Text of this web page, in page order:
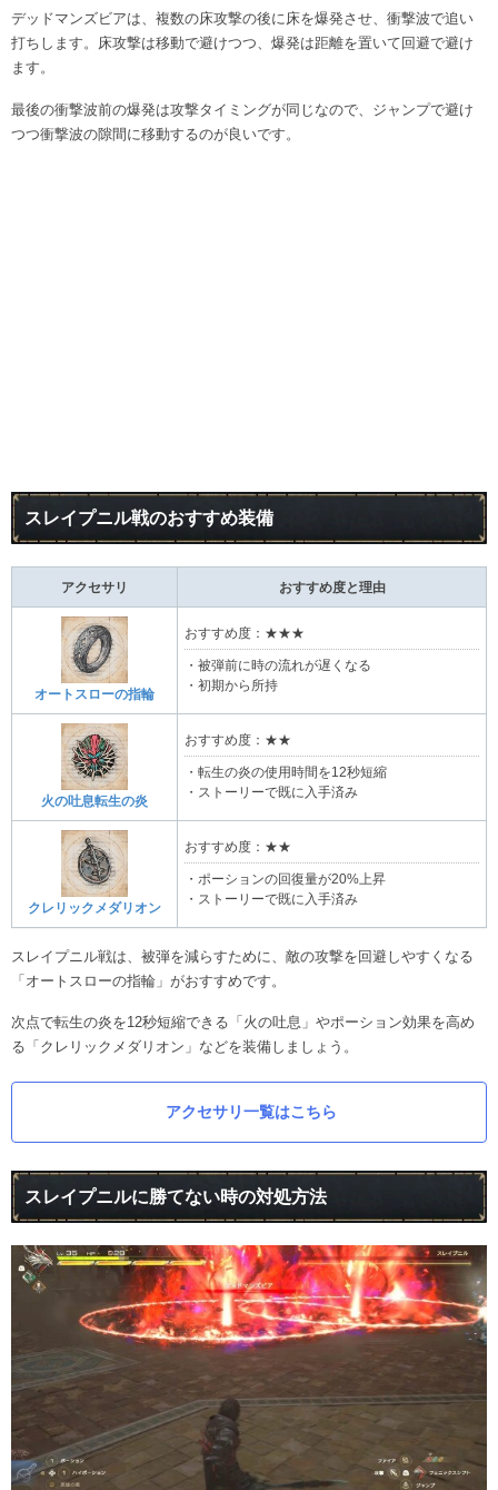
デッドマンズビアは、複数の床攻撃の後に床を爆発させ、衝撃波で追い
打ちします。床攻撃は移動で避けつつ、爆発は距離を置いて回避で避け
ます。
最後の衝撃波前の爆発は攻撃タイミングが同じなので、ジャンプで避け
つつ衝撃波の隙間に移動するのが良いです。
スレイプニル戦のおすすめ装備
アクセサリ おすすめ度と理由
オートスローの指輪
おすすめ度：★★★
・被弾前に時の流れが遅くなる
・初期から所持
火の吐息転生の炎
おすすめ度：★★
・転生の炎の使用時間を12秒短縮
・ストーリーで既に入手済み
クレリックメダリオン
おすすめ度：★★
・ポーションの回復量が20%上昇
・ストーリーで既に入手済み
スレイプニル戦は、被弾を減らすために、敵の攻撃を回避しやすくなる
「オートスローの指輪」がおすすめです。
次点で転生の炎を12秒短縮できる「火の吐息」やポーション効果を高め
る「クレリックメダリオン」などを装備しましょう。
アクセサリ一覧はこちら
スレイプニルに勝てない時の対処方法